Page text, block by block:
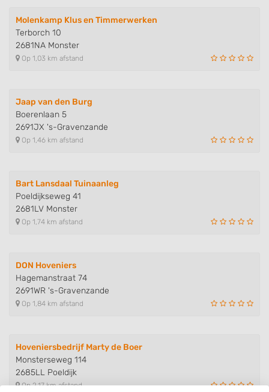
Molenkamp Klus en Timmerwerken
Terborch 10
2681NA Monster
Op 1,03 km afstand
Jaap van den Burg
Boerenlaan 5
2691JX 's-Gravenzande
Op 1,46 km afstand
Bart Lansdaal Tuinaanleg
Poeldijkseweg 41
2681LV Monster
Op 1,74 km afstand
DON Hoveniers
Hagemanstraat 74
2691WR 's-Gravenzande
Op 1,84 km afstand
Hoveniersbedrijf Marty de Boer
Monsterseweg 114
2685LL Poeldijk
Op 2,17 km afstand